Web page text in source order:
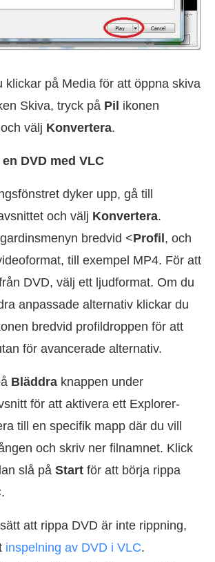
klickar på Media för att öppna skiva
Skiva, tryck på Pil ikonen
och välj Konvertera.
DVD med VLC
dyker upp, gå till
och välj Konvertera.
bredvid <Profil , och
till exempel MP4. För att
DVD, välj ett ljudformat. Om du
anpassade alternativ klickar du
bredvid profildroppen för att
för avancerade alternativ.
Bläddra knappen under
för att aktivera ett Explorer-
till en specifik mapp där du vill
och skriv ner filnamnet. Klick
slå på Start för att börja rippa
att rippa DVD är inte rippning,
inspelning av DVD i VLC.